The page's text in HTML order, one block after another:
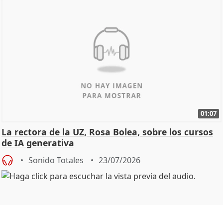
01:07
La rectora de la UZ, Rosa Bolea, sobre los cursos
de IA generativa
Sonido Totales 23/07/2026